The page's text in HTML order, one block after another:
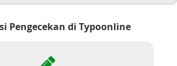
Pengecekan di Typoonline